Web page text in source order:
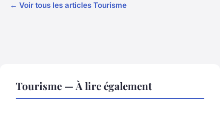
← Voir tous les articles Tourisme
Tourisme — À lire également